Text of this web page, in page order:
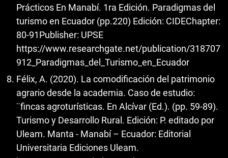
Prácticos En Manabí. 1ra Edición. Paradigmas del
turismo en Ecuador (pp.220) Edición: CIDEChapter:
80-91Publisher: UPSE
https://www.researchgate.net/publication/318707
912_Paradigmas_del_Turismo_en_Ecuador
Félix, A. (2020). La comodificación del patrimonio
agrario desde la academia. Caso de estudio:
¨fincas agroturísticas. En Alcívar (Ed.). (pp. 59-89).
Turismo y Desarrollo Rural. Edición: P. editado por
Uleam. Manta - Manabí – Ecuador: Editorial
Universitaria Ediciones Uleam.